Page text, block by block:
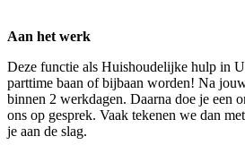
Aan het werk
Deze functie als Huishoudelijke hulp in
parttime baan of bijbaan worden! Na
binnen 2 werkdagen. Daarna doe je een
ons op gesprek. Vaak tekenen we dan
je aan de slag.